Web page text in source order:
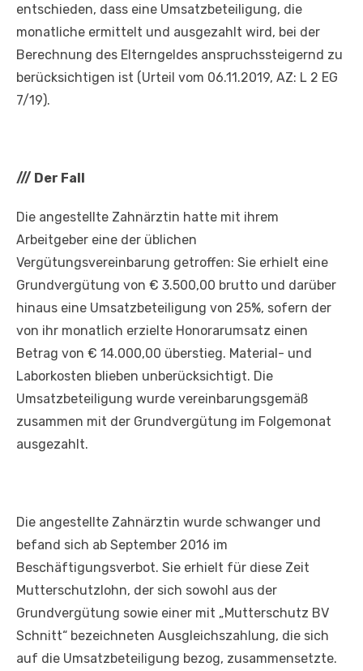
entschieden, dass eine Umsatzbeteiligung, die
monatliche ermittelt und ausgezahlt wird, bei der
Berechnung des Elterngeldes anspruchssteigernd zu
berücksichtigen ist (Urteil vom 06.11.2019, AZ: L 2 EG
7/19).
/// Der Fall
Die angestellte Zahnärztin hatte mit ihrem
Arbeitgeber eine der üblichen
Vergütungsvereinbarung getroffen: Sie erhielt eine
Grundvergütung von € 3.500,00 brutto und darüber
hinaus eine Umsatzbeteiligung von 25%, sofern der
von ihr monatlich erzielte Honorarumsatz einen
Betrag von € 14.000,00 überstieg. Material- und
Laborkosten blieben unberücksichtigt. Die
Umsatzbeteiligung wurde vereinbarungsgemäß
zusammen mit der Grundvergütung im Folgemonat
ausgezahlt.
Die angestellte Zahnärztin wurde schwanger und
befand sich ab September 2016 im
Beschäftigungsverbot. Sie erhielt für diese Zeit
Mutterschutzlohn, der sich sowohl aus der
Grundvergütung sowie einer mit „Mutterschutz BV
Schnitt“ bezeichneten Ausgleichszahlung, die sich
auf die Umsatzbeteiligung bezog, zusammensetzte.